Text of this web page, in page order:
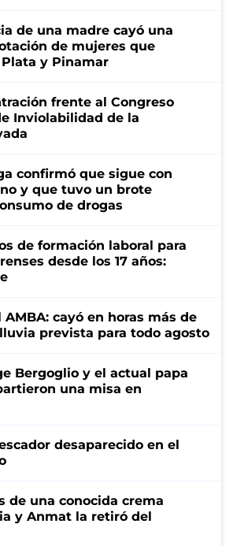
de una madre cayó una
de mujeres que
y Pinamar
frente al Congreso
Inviolabilidad de la
confirmó que sigue con
y que tuvo un brote
de drogas
de formación laboral para
desde los 17 años:
AMBA: cayó en horas más de
prevista para todo agosto
Bergoglio y el actual papa
una misa en
desaparecido en el
de una conocida crema
y Anmat la retiró del